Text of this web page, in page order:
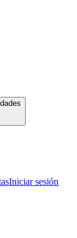
Iniciar sesión